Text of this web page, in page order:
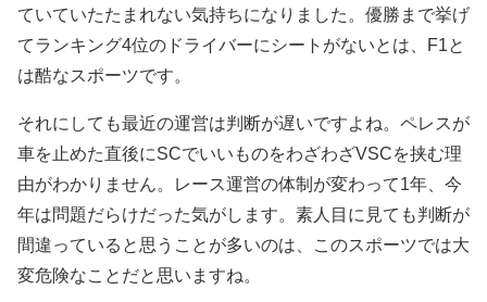
ていていたたまれない気持ちになりました。優勝まで挙げ
てランキング4位のドライバーにシートがないとは、F1と
は酷なスポーツです。
それにしても最近の運営は判断が遅いですよね。ペレスが
車を止めた直後にSCでいいものをわざわざVSCを挟む理
由がわかりません。レース運営の体制が変わって1年、今
年は問題だらけだった気がします。素人目に見ても判断が
間違っていると思うことが多いのは、このスポーツでは大
変危険なことだと思いますね。